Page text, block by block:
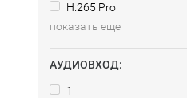
H.265 Pro
показать еще
АУДИОВХОД:
1